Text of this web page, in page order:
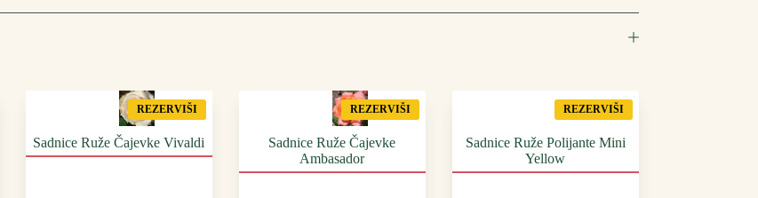
REZERVIŠI
Sadnice Ruže Čajevke Vivaldi
REZERVIŠI
Sadnice Ruže Čajevke
Ambasador
REZERVIŠI
Sadnice Ruže Polijante Mini
Yellow